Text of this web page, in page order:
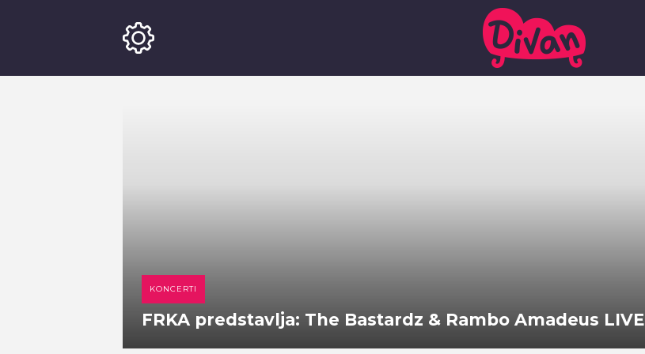
KONCERTI
FRKA predstavlja: The Bastardz & Rambo Amadeus LIVE